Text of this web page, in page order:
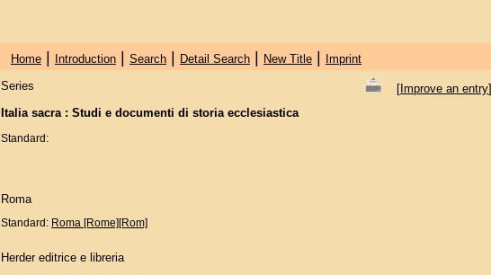
Home| Introduction| Search| Detail Search| New Title|
Imprint
Series [Improve an entry]
Italia sacra : Studi e documenti di storia ecclesiastica
Standard:
Roma
Standard: Roma [Rome][Rom]
Herder editrice e libreria